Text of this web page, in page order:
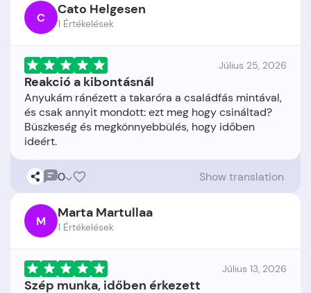
C Cato Helgesen
1 Értékelések
Július 25, 2026
Reakció a kibontásnál
Anyukám ránézett a takaróra a családfás mintával,
és csak annyit mondott: ezt meg hogy csináltad?
Büszkeség és megkönnyebbülés, hogy időben
0 Show translation
M Marta Martullaa
1 Értékelések
Július 13, 2026
Szép munka, időben érkezett